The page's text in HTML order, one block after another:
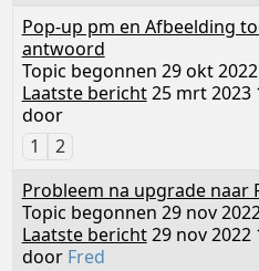
Pop-up pm en Afbeelding
antwoord
Topic begonnen 29 okt
Laatste bericht25 mrt 2023
door
1
2
Probleem na upgrade naar
Topic begonnen 29 nov
Laatste bericht29 nov 2022
door Fred